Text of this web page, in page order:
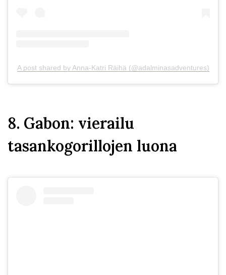
A post shared by Anna-Katri Räihä (@adalminasadventures)
8. Gabon: vierailu
tasankogorillojen luona